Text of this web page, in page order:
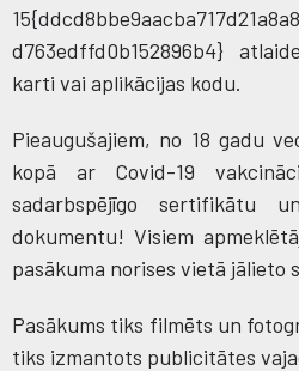
d763edffd0b152896b4}
karti vai aplikācijas kodu.
Pieaugušajiem, no 18 gadu
kopā ar Covid-19
sadarbspējīgo sertifikātu
dokumentu! Visiem
pasākuma norises vietā jālieto
Pasākums tiks filmēts un
tiks izmantots publicitātes